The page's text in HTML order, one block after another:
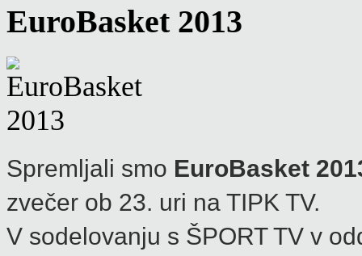
EuroBasket 2013
Spremljali smo EuroBasket
zvečer ob 23. uri na TIPK TV.
V sodelovanju s ŠPORT TV v